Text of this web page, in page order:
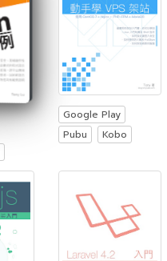
Google Play
Pubu
Kobo